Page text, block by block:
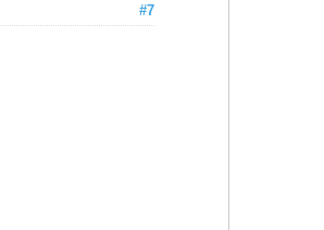
#7